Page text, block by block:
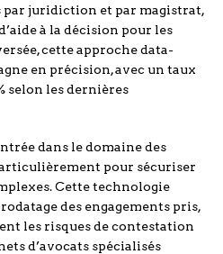
par juridiction et par magistrat,
à la décision pour les
cette approche data-
en précision, avec un taux
selon les dernières
dans le domaine des
pour sécuriser
Cette technologie
des engagements pris,
les risques de contestation
d’avocats spécialisés